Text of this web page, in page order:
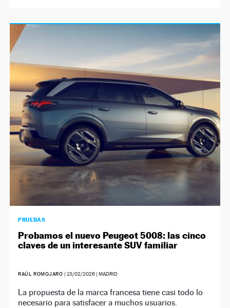
PRUEBAS
Probamos el nuevo Peugeot 5008: las cinco
claves de un interesante SUV familiar
RAÚL ROMOJARO | 15/02/2026 | MADRID
La propuesta de la marca francesa tiene casi todo lo
necesario para satisfacer a muchos usuarios.